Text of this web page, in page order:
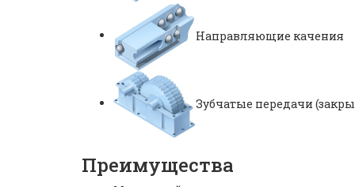
Направляющие качения
Зубчатые передачи
Преимущества